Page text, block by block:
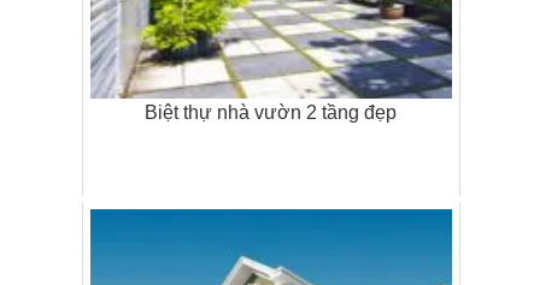
Biệt thự nhà vườn 2 tầng đẹp